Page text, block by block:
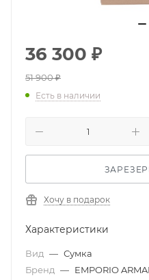
36 300 ₽
51 900₽
Есть в наличии
Хочу в подарок
Характеристики
Вид — Сумка
Бренд — EMPORIO